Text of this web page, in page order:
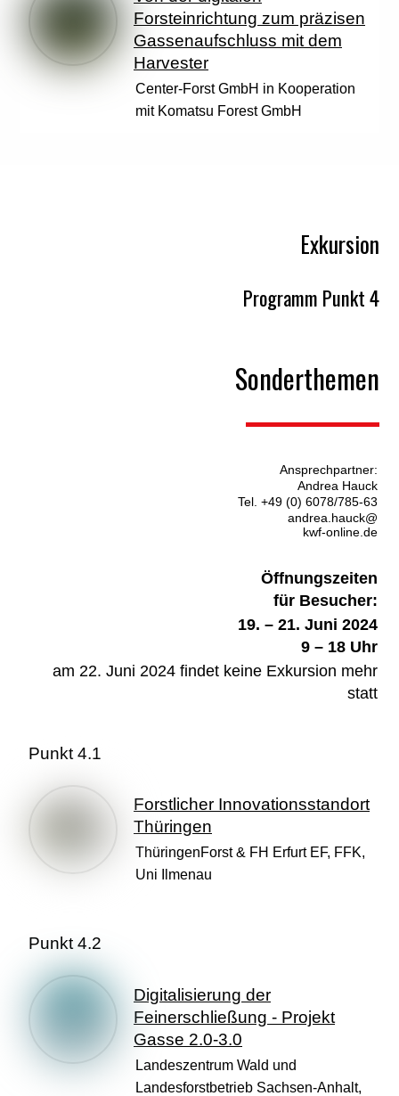
Forsteinrichtung zum präzisen
Gassenaufschluss mit dem
Harvester
Center-Forst GmbH in Kooperation
mit Komatsu Forest GmbH
Exkursion
Programm Punkt 4
Sonderthemen
Ansprechpartner:
Andrea Hauck
Tel. +49 (0) 6078/785-63
andrea.hauck@
kwf-online.de
Öffnungszeiten
für Besucher:
19. – 21. Juni 2024
9 – 18 Uhr
am 22. Juni 2024 findet keine Exkursion mehr
statt
Punkt 4.1
Forstlicher Innovationsstandort
Thüringen
ThüringenForst & FH Erfurt EF, FFK,
Uni Ilmenau
Punkt 4.2
Digitalisierung der
Feinerschließung - Projekt
Gasse 2.0-3.0
Landeszentrum Wald und
Landesforstbetrieb Sachsen-Anhalt,